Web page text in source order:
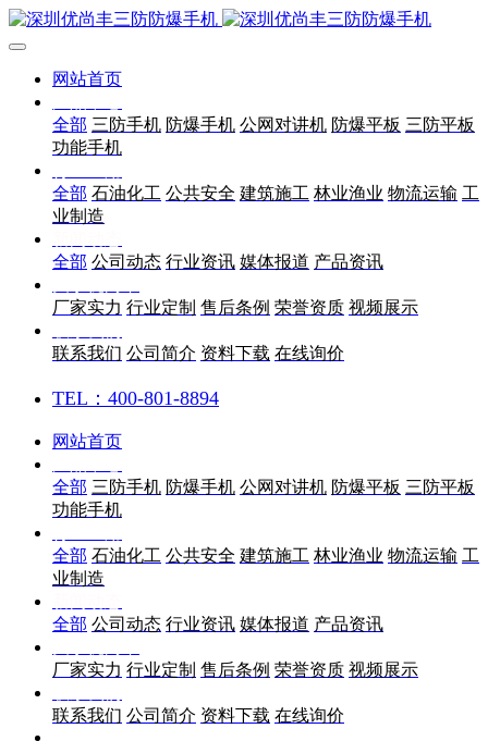
网站首页
全部 三防手机 防爆手机 公网对讲机 防爆平板 三防平板
功能手机
全部 石油化工 公共安全 建筑施工 林业渔业 物流运输 工
业制造
全部 公司动态 行业资讯 媒体报道 产品资讯
厂家实力 行业定制 售后条例 荣誉资质 视频展示
联系我们 公司简介 资料下载 在线询价
TEL：400-801-8894
网站首页
全部 三防手机 防爆手机 公网对讲机 防爆平板 三防平板
功能手机
全部 石油化工 公共安全 建筑施工 林业渔业 物流运输 工
业制造
全部 公司动态 行业资讯 媒体报道 产品资讯
厂家实力 行业定制 售后条例 荣誉资质 视频展示
联系我们 公司简介 资料下载 在线询价